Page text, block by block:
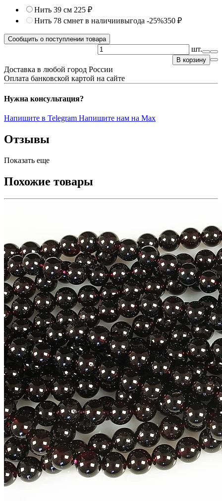
Нить 39 см 225 ₽
Нить 78 смнет в наличиивыгода -25%350 ₽
Сообщить о поступлении товара
шт.
В корзину
Доставка в любой город России
Оплата банковской картой на сайте
Нужна консультация?
Напишите в Telegram Напишите нам на Max
Отзывы
Показать еще
Похожие товары